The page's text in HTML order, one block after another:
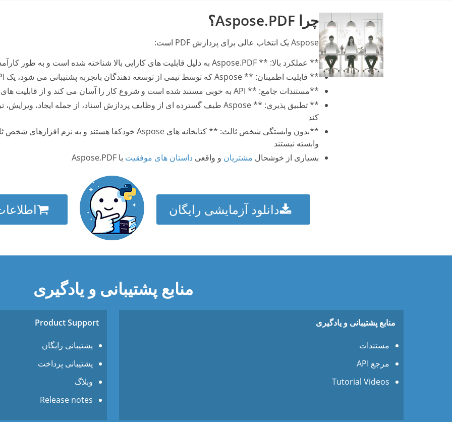
چرا Aspose.PDF؟
Aspose یک انتخاب عالی برای پردازش PDF است:
** عملکرد بالا: ** Aspose.PDF به دلیل قابلیت های کارایی بالا شناخته شده است و به طور کارآمد اسناد PDF بزرگ را مدیریت می کند
** قابلیت اطمینان: ** Aspose که توسط تیمی از توسعه دهندگان باتجربه پشتیبانی می شود، یک API قابل اعتماد و قوی را تضمین می کند
**مستندات جامع: ** API به خوبی مستند شده است و شروع کار را آسان می کند و از قابلیت های گسترده آن به طور موثر استفاده می کند
کند
وابسته نیستند
بسیاری از خوشحال مشتریان و واقعی داستان های موفقیت با Aspose.PDF
دانلود آزمایشی رایگان
منابع پشتیبانی و یادگیری
منابع پشتیبانی و یادگیری
مستندات
مرجع API
Tutorial Videos
Product Support
پشتیبانی رایگان
پشتیبانی پرداخت
وبلاگ
Release notes